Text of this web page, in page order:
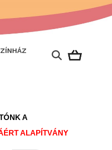
A
ALAPÍTVÁNY